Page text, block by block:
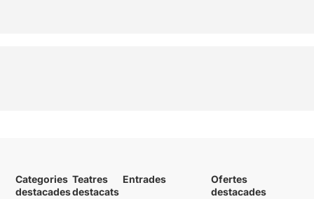
Categories
destacades
Teatres
destacats
Entrades
Ofertes
destacades